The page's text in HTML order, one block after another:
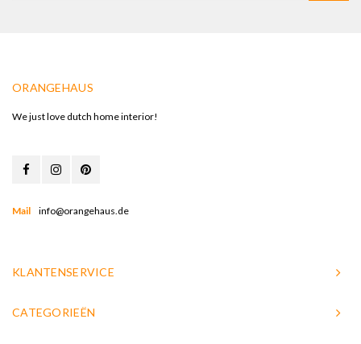
ORANGEHAUS
We just love dutch home interior!
Mail info@orangehaus.de
KLANTENSERVICE
CATEGORIEËN